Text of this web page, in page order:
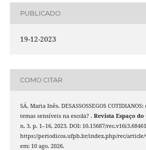
PUBLICADO
19-12-2023
COMO CITAR
SÁ, Maria Inês. DESASSOSSEGOS
temas sensíveis na escola? . Revista Espaço
n. 3, p. 1–16, 2023. DOI: 10.15687/
https://periodicos.ufpb.br/index.php/rec/article/
em: 10 ago. 2026.